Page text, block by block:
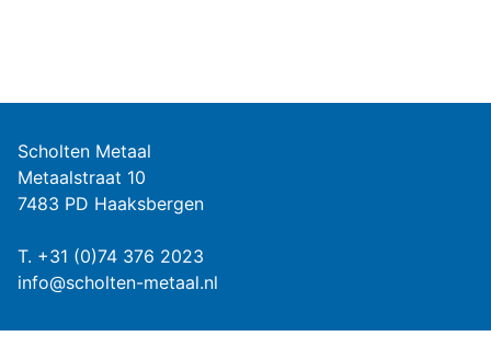
Scholten Metaal
Metaalstraat 10
7483 PD Haaksbergen
T. +31 (0)74 376 2023
info@scholten-metaal.nl